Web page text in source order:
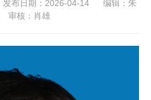
发布日期：2026-04-14
编辑：朱
审核：肖雄